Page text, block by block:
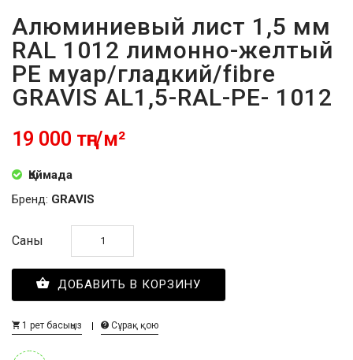
Алюминиевый лист 1,5 мм
RAL 1012 лимонно-желтый
PE муар/гладкий/fibre
GRAVIS AL1,5-RAL-PE- 1012
19 000 тңг/м²
Қоймада
Бренд: GRAVIS
Саны
ДОБАВИТЬ В КОРЗИНУ
1 рет басыңыз Сұрақ қою